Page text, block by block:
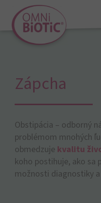
Zápcha
Obstipácia – odborný
problémom mnohých
obmedzuje kvalitu
koho postihuje, ako sa
možnosti diagnostiky a